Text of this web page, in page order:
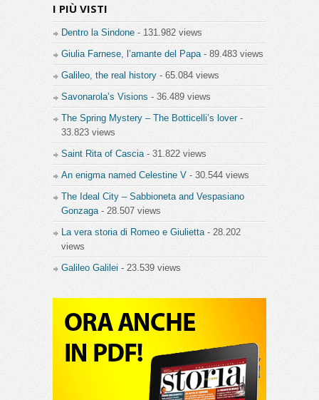
I PIÙ VISTI
Dentro la Sindone - 131.982 views
Giulia Farnese, l’amante del Papa - 89.483 views
Galileo, the real history - 65.084 views
Savonarola’s Visions - 36.489 views
The Spring Mystery – The Botticelli’s lover-
33.823 views
Saint Rita of Cascia - 31.822 views
An enigma named Celestine V - 30.544 views
The Ideal City – Sabbioneta and Vespasiano
Gonzaga - 28.507 views
La vera storia di Romeo e Giulietta - 28.202
views
Galileo Galilei - 23.539 views